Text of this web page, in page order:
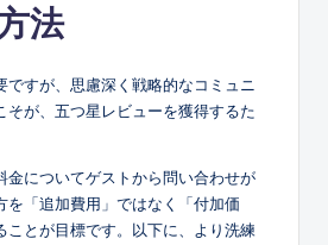
法
ですが、思慮深く戦略的なコミュニ
そが、五つ星レビューを獲得するた
金についてゲストから問い合わせが
を「追加費用」ではなく「付加価
ことが目標です。以下に、より洗練